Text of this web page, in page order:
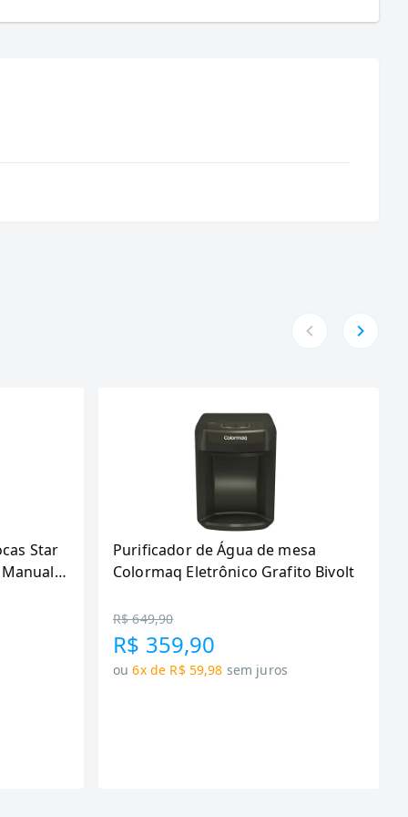
Star
Purificador de Água de mesa
Colormaq Eletrônico Grafito Bivolt
R$ 649,90
R$ 359,90
ou 6x de R$ 59,98 sem juros